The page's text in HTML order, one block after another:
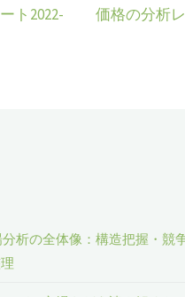
ト2022-
価格の分析
分析の全体像：構造把握・競